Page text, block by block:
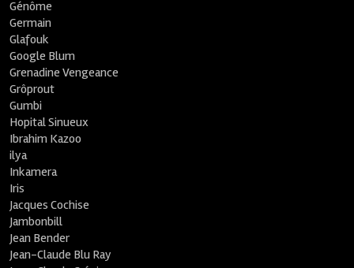
Génôme
Germain
Glafouk
Google Blum
Grenadine Vengeance
Grôprout
Gumbi
Hopital Sinueux
Ibrahim Kazoo
ilya
Inkamera
Iris
Jacques Cochise
Jambonbill
Jean Bender
Jean-Claude Blu Ray